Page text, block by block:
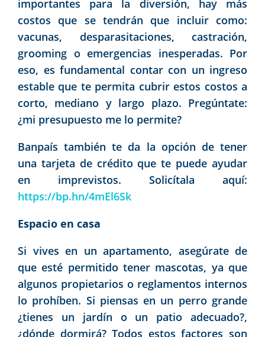
importantes para la diversión, hay más
costos que se tendrán que incluir como:
vacunas, desparasitaciones, castración,
grooming o emergencias inesperadas. Por
eso, es fundamental contar con un ingreso
estable que te permita cubrir estos costos a
corto, mediano y largo plazo. Pregúntate:
¿mi presupuesto me lo permite?
Banpaís también te da la opción de tener
una tarjeta de crédito que te puede ayudar
en imprevistos. Solicítala aquí:
https://bp.hn/4mEl6Sk
Espacio en casa
Si vives en un apartamento, asegúrate de
que esté permitido tener mascotas, ya que
algunos propietarios o reglamentos internos
lo prohíben. Si piensas en un perro grande
¿tienes un jardín o un patio adecuado?,
¿dónde dormirá? Todos estos factores son